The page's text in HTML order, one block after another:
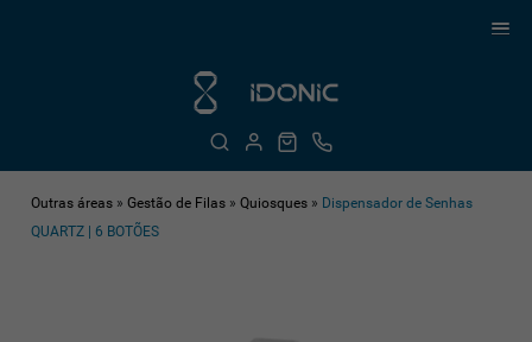
Outras áreas »Gestão de Filas »Quiosques » Dispensador de Senhas
QUARTZ | 6 BOTÕES